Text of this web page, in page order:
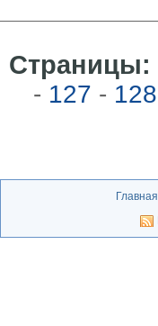
Страницы:
- 127 - 128
Главная